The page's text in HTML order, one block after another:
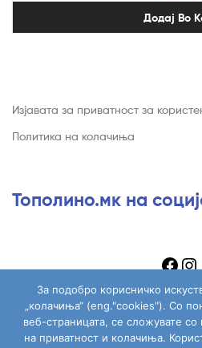
Додај Во
Изјавата за приватност за
Политика на колачиња
Тополино.мк на
За подобро корисничко
„колачиња“ (eng."cookies"). Со
веб-страницата, се сложувате
на приватност и колачиња.